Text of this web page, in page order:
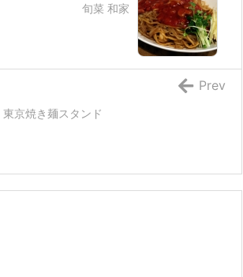
旬菜 和家
東京焼き麺スタンド
Prev